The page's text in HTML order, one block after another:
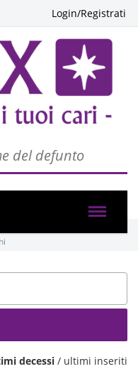
Login/Registrati
decessi / ultimi inseriti